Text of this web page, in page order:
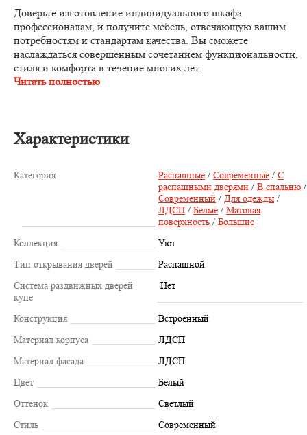
Доверьте изготовление индивидуального шкафа
профессионалам, и получите мебель, отвечающую вашим
потребностям и стандартам качества. Вы сможете
наслаждаться совершенным сочетанием функциональности,
стиля и комфорта в течение многих лет.
Читать полностью
Характеристики
Категория Распашные / Современные / С
распашными дверями / В спальню /
Современный / Для одежды /
ЛДСП / Белые / Матовая
поверхность / Большие
Коллекция
Уют
Тип открывания дверей
Распашной
Система раздвижных дверей
купе
Нет
Конструкция
Встроенный
Материал корпуса
ЛДСП
Материал фасада
ЛДСП
Цвет
Белый
Оттенок
Светлый
Стиль
Современный